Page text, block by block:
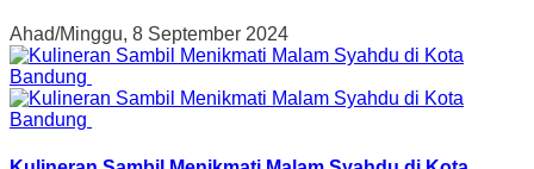
Ahad/Minggu, 8 September 2024